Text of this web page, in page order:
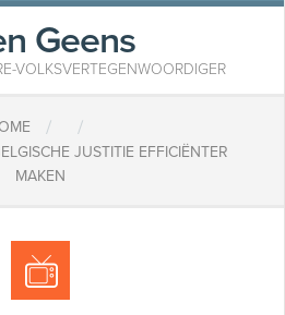
Geens
VOLKSVERTEGENWOORDIGER
/ /
JUSTITIE EFFICIËNTER
MAKEN